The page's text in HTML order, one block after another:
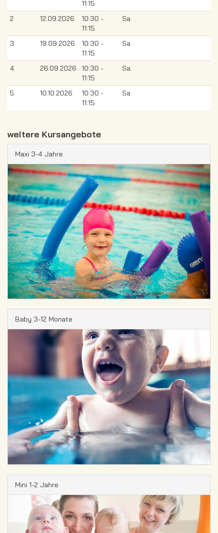
11:15
2 12.09.2026
10:30 -
11:15
Sa.
3 19.09.2026
10:30 -
11:15
Sa.
4 26.09.2026
10:30 -
11:15
Sa.
5 10.10.2026
10:30 -
11:15
Sa.
weitere Kursangebote
Maxi 3-4 Jahre
Baby 3-12 Monate
Mini 1-2 Jahre